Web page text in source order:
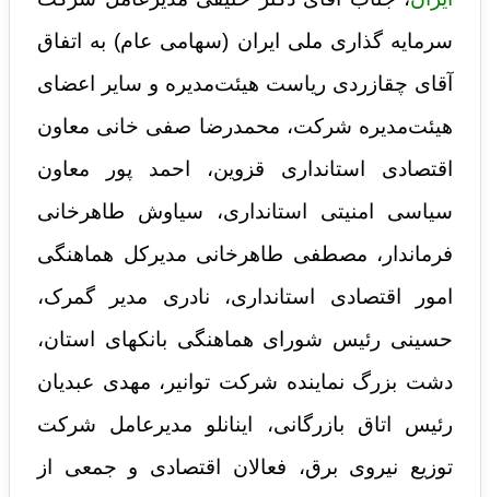
سرمایه گذاری ملی ایران (سهامی عام) به اتفاق
آقای چقازردی ریاست هیئت‌مدیره و سایر اعضای
هیئت‌مدیره شرکت، محمدرضا صفی خانی معاون
اقتصادی استانداری قزوین، احمد پور معاون
سیاسی امنیتی استانداری، سیاوش طاهرخانی
فرماندار، مصطفی طاهرخانی مدیرکل هماهنگی
امور اقتصادی استانداری، نادری مدیر گمرک،
حسینی رئیس شورای هماهنگی بانکهای استان،
دشت بزرگ نماینده شرکت توانیر، مهدی عبدیان
رئیس اتاق بازرگانی، اینانلو مدیرعامل شرکت
توزیع نیروی برق، فعالان اقتصادی و جمعی از